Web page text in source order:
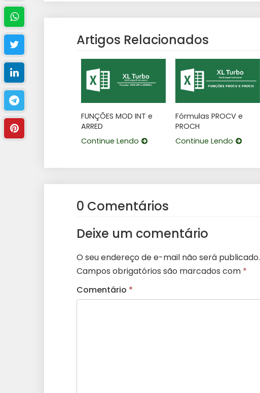
Artigos Relacionados
FUNÇÕES MOD INT e
ARRED
Continue Lendo
Fórmulas PROCV e
PROCH
Continue Lendo
0 Comentários
Deixe um comentário
O seu endereço de e-mail não será publicado.
Campos obrigatórios são marcados com *
Comentário *